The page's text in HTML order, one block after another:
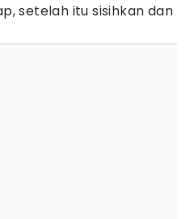
setelah itu sisihkan dan